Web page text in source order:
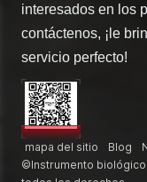
interesados en los
contáctenos, ¡le
servicio perfecto!
mapa del sitio Blog
©Instrumento biológico